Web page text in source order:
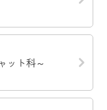
ット科～